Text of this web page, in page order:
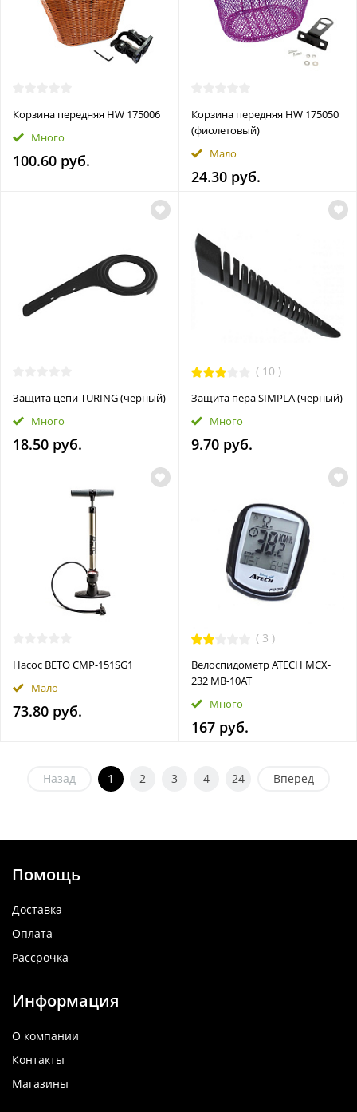
Корзина передняя HW 175006
Много
100.60 руб.
Корзина передняя HW 175050
(фиолетовый)
Мало
24.30 руб.
Защита цепи TURING (чёрный)
Много
18.50 руб.
(10 )
Защита пера SIMPLA (чёрный)
Много
9.70 руб.
Насос BETO CMP-151SG1
Мало
73.80 руб.
(3 )
Велоспидометр ATECH MCX-
232 MB-10AT
Много
167 руб.
Назад 1 2 3 4 24 Вперед
Помощь
Доставка
Оплата
Рассрочка
Информация
О компании
Контакты
Магазины